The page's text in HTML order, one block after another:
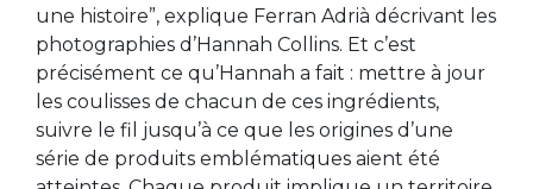
une histoire”, explique Ferran Adrià décrivant les
photographies d’Hannah Collins. Et c’est
précisément ce qu’Hannah a fait : mettre à jour
les coulisses de chacun de ces ingrédients,
suivre le fil jusqu’à ce que les origines d’une
série de produits emblématiques aient été